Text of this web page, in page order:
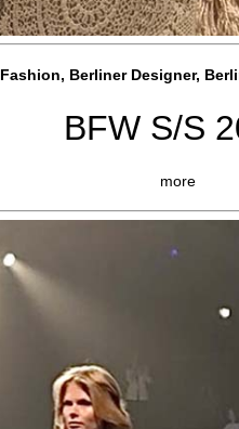
Fashion, Berliner Designer,
BFW S/S
more